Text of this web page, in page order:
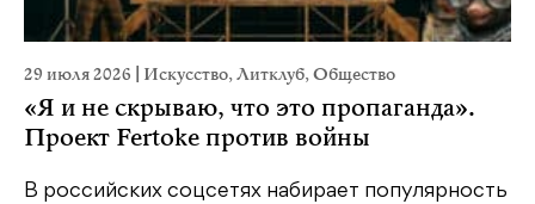
29 июля 2026 Искусство,Литклуб,Общество
«Я и не скрываю, что это пропаганда».
Проект Fertoke против войны
В российских соцсетях набирает популярность